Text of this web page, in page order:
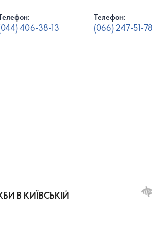
Телефон:
406-38-13
Телефон:
(066) 247-51-78
В КИЇВСЬКІЙ